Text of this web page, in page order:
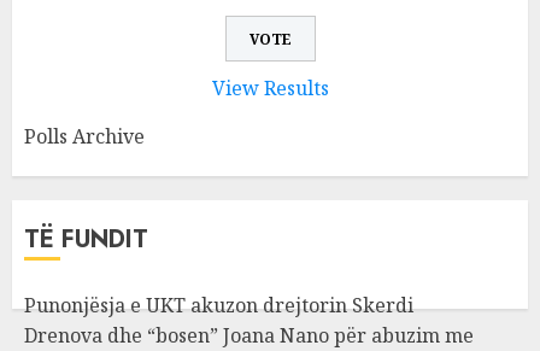
View Results
Polls Archive
TË FUNDIT
Punonjësja e UKT akuzon drejtorin Skerdi
Drenova dhe “bosen” Joana Nano për abuzim me